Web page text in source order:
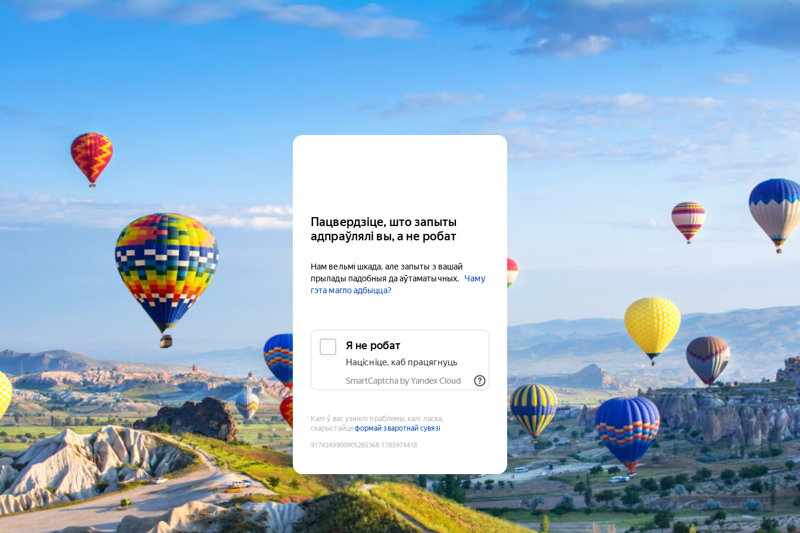
Пацвердзіце, што запыты
адпраўлялі вы, а не робат
Нам вельмі шкада, але запыты з вашай
прылады падобныя да аўтаматычных.
Чаму
гэта магло адбыцца?
Я не робат
Націсніце, каб працягнуць
SmartCaptcha by Yandex Cloud
Калі ў вас узніклі праблемы, калі ласка,
скарыстайцеформай зваротнай сувязі
9174249900905265368:1785974418